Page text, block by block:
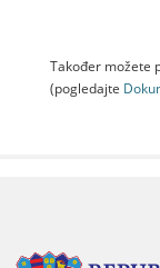
Također možete
(pogledajte